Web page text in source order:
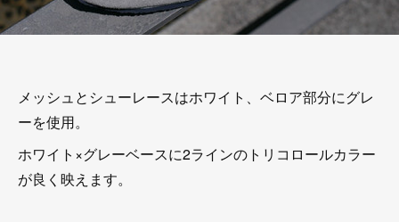
メッシュとシューレースはホワイト、ベロア部分にグレ
ーを使用。
ホワイト×グレーベースに2ラインのトリコロールカラー
が良く映えます。